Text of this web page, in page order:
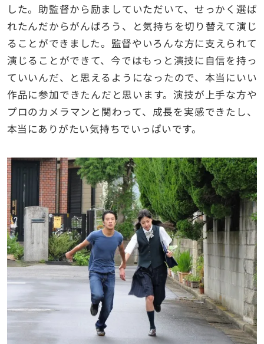
した。助監督から励ましていただいて、せっかく選ば
れたんだからがんばろう、と気持ちを切り替えて演じ
ることができました。監督やいろんな方に支えられて
演じることができて、今ではもっと演技に自信を持っ
ていいんだ、と思えるようになったので、本当にいい
作品に参加できたんだと思います。演技が上手な方や
プロのカメラマンと関わって、成長を実感できたし、
本当にありがたい気持ちでいっぱいです。